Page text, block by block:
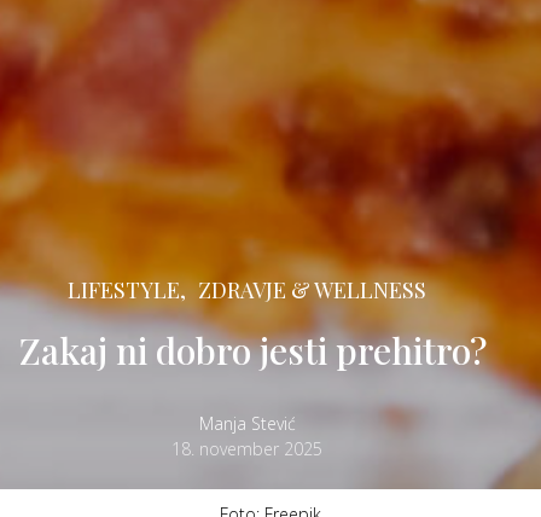
LIFESTYLE, ZDRAVJE & WELLNESS
Zakaj ni dobro jesti prehitro?
Manja Stević
18. november 2025